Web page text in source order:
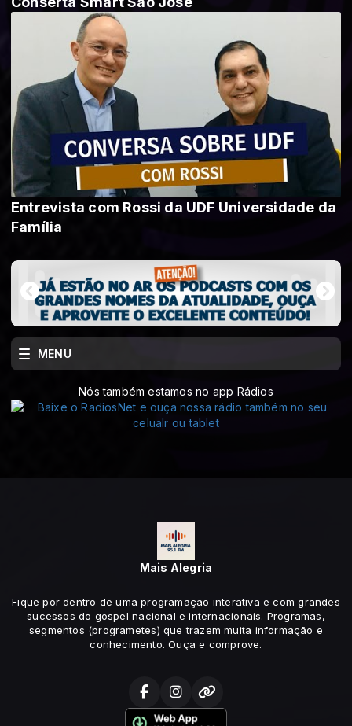
Entrevista com Rossi da UDF Universidade da
Família
MENU
Nós também estamos no app Rádios
Mais Alegria
Fique por dentro de uma programação interativa e com grandes
sucessos do gospel nacional e internacionais. Programas,
segmentos (programetes) que trazem muita informação e
conhecimento. Ouça e comprove.